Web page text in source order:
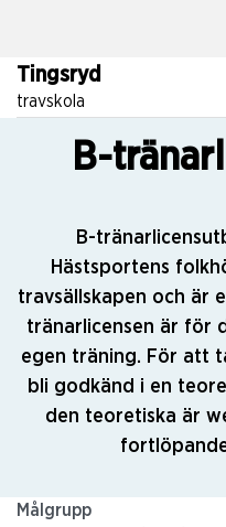
Tingsryd
travskola
B-
B-
Hästsportens
travsällskapen och är
tränarlicensen är för
egen träning. För att
bli godkänd i en
den teoretiska är
Målgrupp